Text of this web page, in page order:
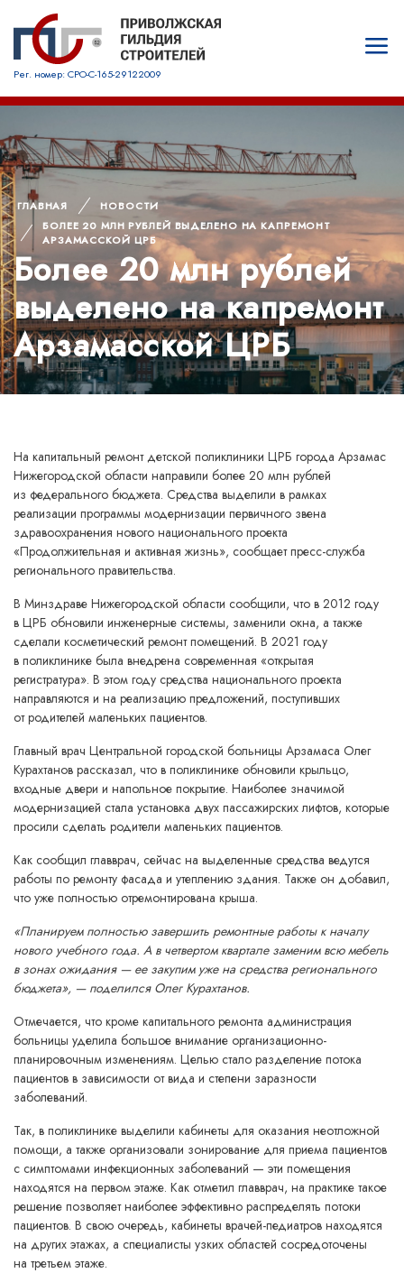
Рег. номер: СРО-С-165-29122009
ГЛАВНАЯ
НОВОСТИ
БОЛЕЕ 20 МЛН РУБЛЕЙ ВЫДЕЛЕНО НА КАПРЕМОНТ
АРЗАМАССКОЙ ЦРБ
Более 20 млн рублей
выделено на капремонт
Арзамасской ЦРБ
На капитальный ремонт детской поликлиники ЦРБ города Арзамас
Нижегородской области направили более 20 млн рублей
из федерального бюджета. Средства выделили в рамках
реализации программы модернизации первичного звена
здравоохранения нового национального проекта
«Продолжительная и активная жизнь», сообщает пресс-служба
регионального правительства.
В Минздраве Нижегородской области сообщили, что в 2012 году
в ЦРБ обновили инженерные системы, заменили окна, а также
сделали косметический ремонт помещений. В 2021 году
в поликлинике была внедрена современная «открытая
регистратура». В этом году средства национального проекта
направляются и на реализацию предложений, поступивших
от родителей маленьких пациентов.
Главный врач Центральной городской больницы Арзамаса Олег
Курахтанов рассказал, что в поликлинике обновили крыльцо,
входные двери и напольное покрытие. Наиболее значимой
модернизацией стала установка двух пассажирских лифтов, которые
просили сделать родители маленьких пациентов.
Как сообщил главврач, сейчас на выделенные средства ведутся
работы по ремонту фасада и утеплению здания. Также он добавил,
что уже полностью отремонтирована крыша.
«Планируем полностью завершить ремонтные работы к началу
нового учебного года. А в четвертом квартале заменим всю мебель
в зонах ожидания — ее закупим уже на средства регионального
бюджета», — поделился Олег Курахтанов.
Отмечается, что кроме капитального ремонта администрация
больницы уделила большое внимание организационно-
планировочным изменениям. Целью стало разделение потока
пациентов в зависимости от вида и степени заразности
заболеваний.
Так, в поликлинике выделили кабинеты для оказания неотложной
помощи, а также организовали зонирование для приема пациентов
с симптомами инфекционных заболеваний — эти помещения
находятся на первом этаже. Как отметил главврач, на практике такое
решение позволяет наиболее эффективно распределять потоки
пациентов. В свою очередь, кабинеты врачей-педиатров находятся
на других этажах, а специалисты узких областей сосредоточены
на третьем этаже.